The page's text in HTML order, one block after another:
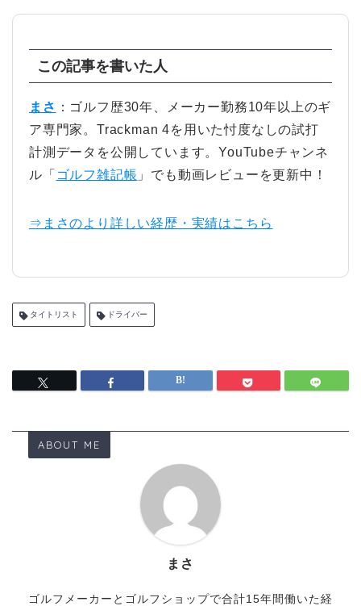
この記事を書いた人
まさ ：ゴルフ歴30年、メーカー勤務10年以上のギ
ア専門家。Trackman 4を用いた忖度なしの試打
計測データを公開しています。YouTubeチャンネ
ル「 ゴルフ雑記帳 」でも動画レビューを更新中！
⇒まさのより詳しい経歴・実績はこちら
タイトリスト ドライバー
ABOUT ME
まさ
ゴルフメーカーとゴルフショップで合計15年間働いた経